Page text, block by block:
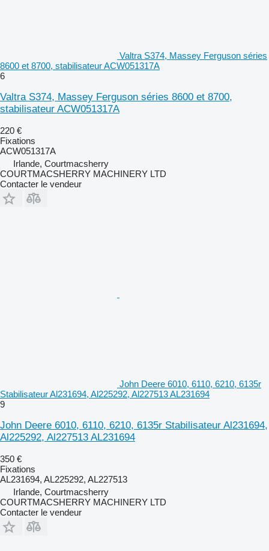
Valtra S374, Massey Ferguson séries
8600 et 8700, stabilisateur ACW051317A
6
Valtra S374, Massey Ferguson séries 8600 et 8700,
stabilisateur ACW051317A
220 €
Fixations
ACW051317A
Irlande, Courtmacsherry
COURTMACSHERRY MACHINERY LTD
Contacter le vendeur
John Deere 6010, 6110, 6210, 6135r
Stabilisateur Al231694, Al225292, Al227513 AL231694
9
John Deere 6010, 6110, 6210, 6135r Stabilisateur Al231694,
Al225292, Al227513 AL231694
350 €
Fixations
AL231694, AL225292, AL227513
Irlande, Courtmacsherry
COURTMACSHERRY MACHINERY LTD
Contacter le vendeur